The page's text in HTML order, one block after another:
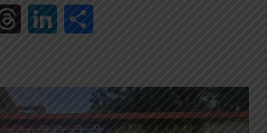
Threads
LinkedIn